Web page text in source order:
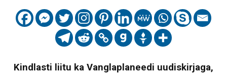
Kindlasti liitu ka Vanglaplaneedi uudiskirjaga,